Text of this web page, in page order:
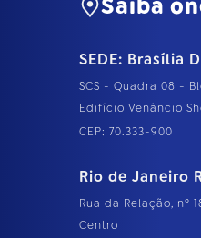
Saiba
SEDE: Brasília
SCS - Quadra 08 -
Edifício Venâncio
CEP: 70.333-900
Rio de Janeiro
Rua da Relação, nº
Centro